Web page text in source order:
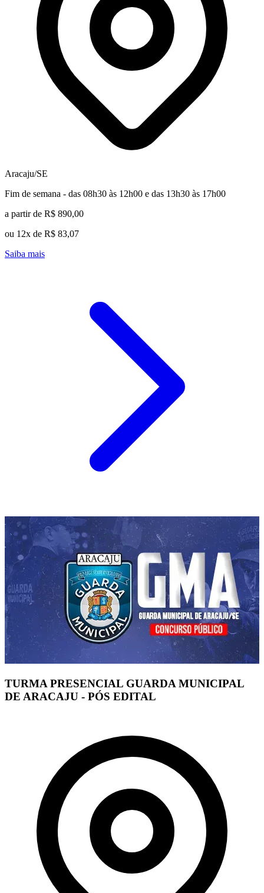
Aracaju/SE
Fim de semana - das 08h30 às 12h00 e das 13h30 às 17h00
a partir de R$ 890,00
ou 12x de R$ 83,07
Saiba mais
TURMA PRESENCIAL GUARDA MUNICIPAL
DE ARACAJU - PÓS EDITAL